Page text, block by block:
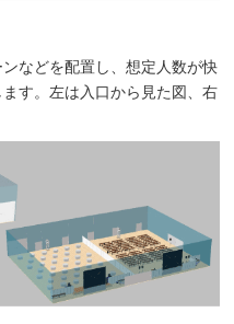
などを配置し、想定人数が快
す。左は入口から見た図、右